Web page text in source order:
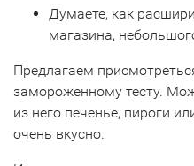
Думаете, как
магазина,
Предлагаем
замороженному тесту.
из него печенье, пироги
очень вкусно.